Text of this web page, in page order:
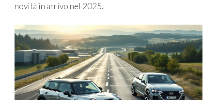
novità in arrivo nel 2025.